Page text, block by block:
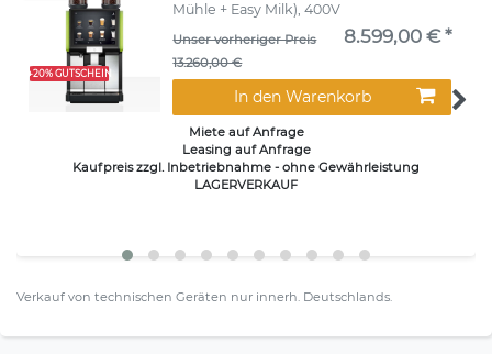
+20% GUTSCHEIN
Mühle + Easy Milk), 400V
Unser vorheriger Preis
13.260,00 €
8.599,00 € *
In den Warenkorb
Miete auf Anfrage
Leasing auf Anfrage
Kaufpreis zzgl. Inbetriebnahme - ohne Gewährleistung
LAGERVERKAUF
Verkauf von technischen Geräten nur innerh. Deutschlands.